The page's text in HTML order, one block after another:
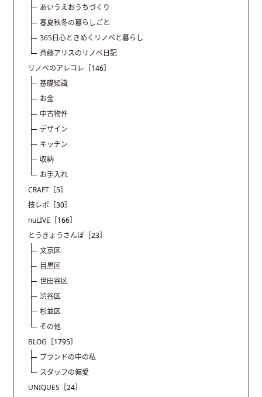
あいうえおうちづくり
春夏秋冬の暮らしごと
365日心ときめくリノベと暮らし
斉藤アリスのリノベ日記
リノベのアレコレ ［146］
基礎知識
お金
中古物件
デザイン
キッチン
収納
お手入れ
CRAFT ［5］
技レポ ［30］
nuLIVE ［166］
とうきょうさんぽ ［23］
文京区
目黒区
世田谷区
渋谷区
杉並区
その他
BLOG ［1795］
ブランドの中の私
スタッフの偏愛
UNIQUES ［24］